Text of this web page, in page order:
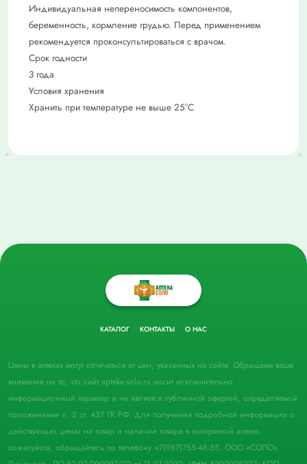
Индивидуальная непереносимость компонентов,
беременность, кормление грудью. Перед применением
рекомендуется проконсультироваться с врачом.
Срок годности
3 года
Условия хранения
Хранить при температуре не выше 25°С
КАТАЛОГ КОНТАКТЫ О НАС
Цены в аптеках могут отличаться от цен, указанных на сайте. Обращаем ваше
внимание на то, что сайт apteka-solo.ru носит исключительно
информационный характер и не является публичной офертой, определяемой
положениями п. 2 ст. 437 ГК РФ. Для получения подробной информации о
действующих ценах на товар и наличии товара в конкретной аптеке,
пожалуйста, обращайтесь по телефону +7(987)755-48-55. ООО «СОЛО».